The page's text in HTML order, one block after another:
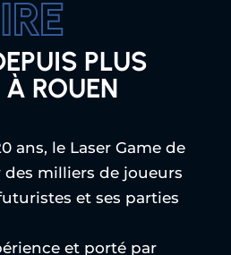
PLUS
ROUEN
ans, le Laser Game de
milliers de joueurs
et ses parties
et porté par